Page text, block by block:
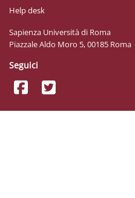
Help desk
Sapienza Università di Roma
Piazzale Aldo Moro 5, 00185 Roma
Seguici